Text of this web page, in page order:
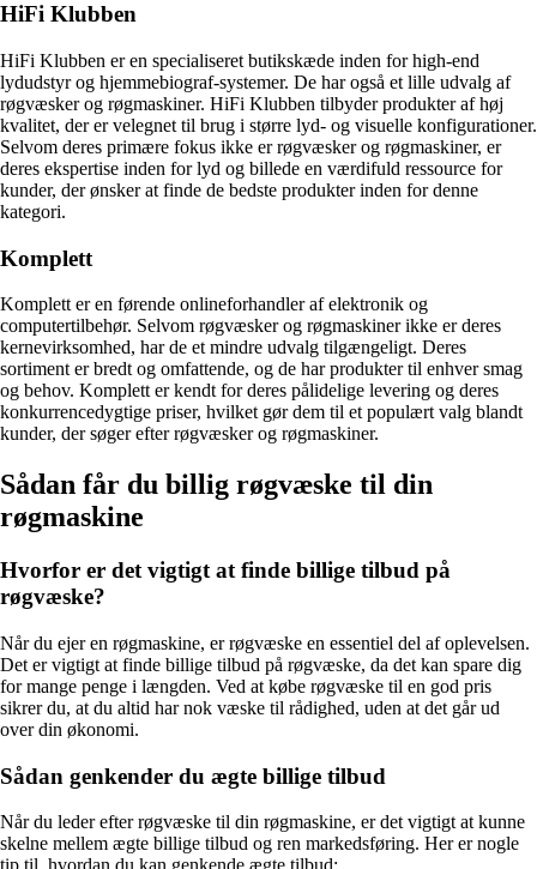
HiFi Klubben
HiFi Klubben er en specialiseret butikskæde inden for high-end
lydudstyr og hjemmebiograf-systemer. De har også et lille udvalg af
røgvæsker og røgmaskiner. HiFi Klubben tilbyder produkter af høj
kvalitet, der er velegnet til brug i større lyd- og visuelle konfigurationer.
Selvom deres primære fokus ikke er røgvæsker og røgmaskiner, er
deres ekspertise inden for lyd og billede en værdifuld ressource for
kunder, der ønsker at finde de bedste produkter inden for denne
kategori.
Komplett
Komplett er en førende onlineforhandler af elektronik og
computertilbehør. Selvom røgvæsker og røgmaskiner ikke er deres
kernevirksomhed, har de et mindre udvalg tilgængeligt. Deres
sortiment er bredt og omfattende, og de har produkter til enhver smag
og behov. Komplett er kendt for deres pålidelige levering og deres
konkurrencedygtige priser, hvilket gør dem til et populært valg blandt
kunder, der søger efter røgvæsker og røgmaskiner.
Sådan får du billig røgvæske til din
røgmaskine
Hvorfor er det vigtigt at finde billige tilbud på
røgvæske?
Når du ejer en røgmaskine, er røgvæske en essentiel del af oplevelsen.
Det er vigtigt at finde billige tilbud på røgvæske, da det kan spare dig
for mange penge i længden. Ved at købe røgvæske til en god pris
sikrer du, at du altid har nok væske til rådighed, uden at det går ud
over din økonomi.
Sådan genkender du ægte billige tilbud
Når du leder efter røgvæske til din røgmaskine, er det vigtigt at kunne
skelne mellem ægte billige tilbud og ren markedsføring. Her er nogle